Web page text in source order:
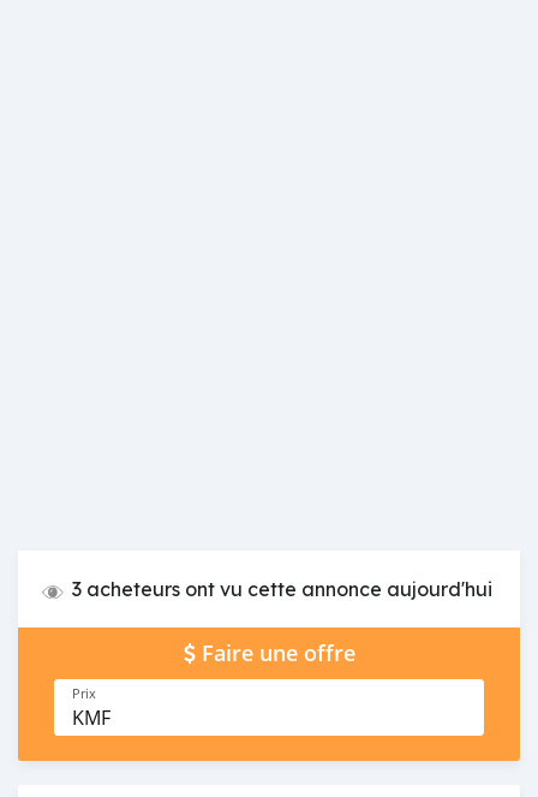
3 acheteurs ont vu cette annonce aujourd'hui
Faire une offre
Prix
KMF